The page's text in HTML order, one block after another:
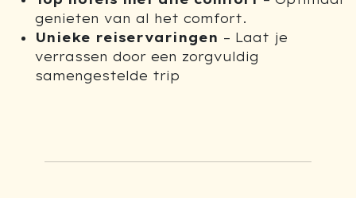
genieten van al het comfort.
Unieke reiservaringen – Laat je
verrassen door een zorgvuldig
samengestelde trip